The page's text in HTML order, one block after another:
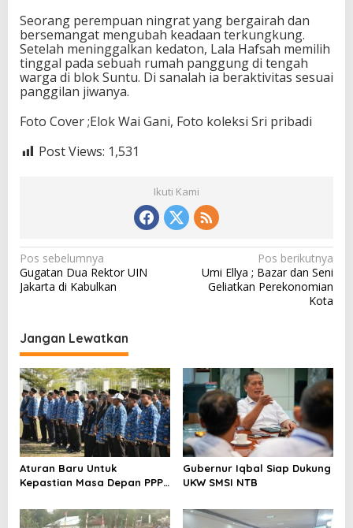
Seorang perempuan ningrat yang bergairah dan
bersemangat mengubah keadaan terkungkung.
Setelah meninggalkan kedaton, Lala Hafsah memilih
tinggal pada sebuah rumah panggung di tengah
warga di blok Suntu. Di sanalah ia beraktivitas sesuai
panggilan jiwanya.
Foto Cover ;Elok Wai Gani, Foto koleksi Sri pribadi
Post Views: 1,531
Ikuti Kami
N
a
g
a
s
i
p
o
s
Pos sebelumnya
Gugatan Dua Rektor UIN
Jakarta di Kabulkan
Pos berikutnya
Umi Ellya ; Bazar dan Seni
Geliatkan Perekonomian
Kota
Jangan Lewatkan
Aturan Baru Untuk
Kepastian Masa Depan PPPK
Gubernur Iqbal Siap Dukung
UKW SMSI NTB